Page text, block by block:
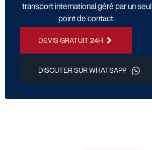
transport international géré par un seul
point de contact.
DEVIS GRATUIT 24H
DISCUTER SUR WHATSAPP